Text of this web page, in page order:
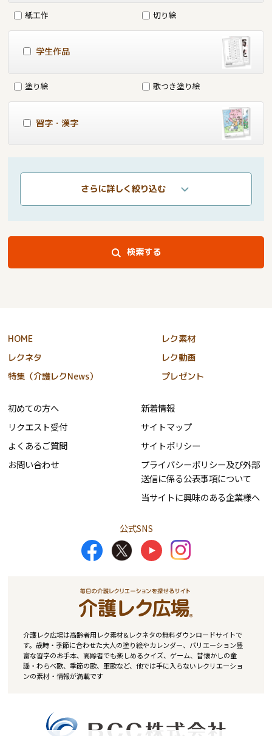
紙工作 切り絵
学生作品
塗り絵 歌つき塗り絵
習字・漢字
さらに詳しく絞り込む
検索する
HOME
レク素材
レクネタ
レク動画
特集（介護レクNews）
プレゼント
初めての方へ
リクエスト受付
よくあるご質問
お問い合わせ
新着情報
サイトマップ
サイトポリシー
プライバシーポリシー及び外部
送信に係る公表事項について
当サイトに興味のある企業様へ
公式SNS
介護レク広場は高齢者用レク素材&レクネタの無料ダウンロードサイトで
す。歳時・季節に合わせた大人の塗り絵やカレンダー、バリエーション豊
富な習字のお手本、高齢者でも楽しめるクイズ、ゲーム、昔懐かしの童
謡・わらべ歌、季節の歌、軍歌など、他では手に入らないレクリエーショ
ンの素材・情報が満載です